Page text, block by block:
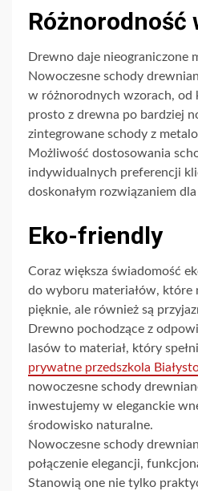
Różnorodność
Drewno daje nieograniczone
Nowoczesne schody
w różnorodnych wzorach, od
prosto z drewna po bardziej
zintegrowane schody z
Możliwość dostosowania
indywidualnych preferencji
doskonałym rozwiązaniem
Eko-friendly
Coraz większa świadomość
do wyboru materiałów, które
pięknie, ale również są
Drewno pochodzące z
lasów to materiał, który
prywatne przedszkola
nowoczesne schody
inwestujemy w eleganckie
środowisko naturalne.
Nowoczesne schody
połączenie elegancji,
Stanowią one nie tylko